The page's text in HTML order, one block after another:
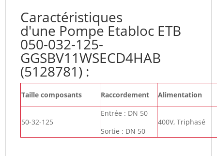
Caractéristiques
d'une Pompe Etabloc ETB
050-032-125-
GGSBV11WSECD4HAB
(5128781) :
Taille composants Raccordement Alimentation
50-32-125
Entrée : DN 50
Sortie : DN 50
400V, Triphasé